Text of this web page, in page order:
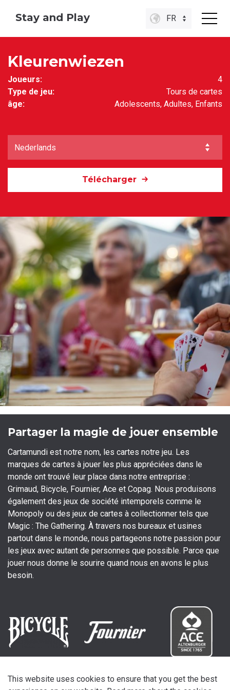
Stay and Play FR
Kleurenwiezen
Joueurs:
4
Type de jeu:
Tours de cartes
âge:
Adolescents, Adultes, Enfants
Télécharger
Partager la magie de jouer ensemble
Cartamundi est notre nom, les cartes notre jeu. Les
marques de cartes à jouer les plus appréciées dans le
monde ont trouvé leur place dans notre entreprise :
Grimaud, Bicycle, Fournier, Ace et Copag. Nous produisons
également des jeux de société intemporels comme le
Monopoly ou des jeux de cartes à collectionner tels que
Magic : The Gathering. À travers nos bureaux et usines
partout dans le monde, nous partageons notre passion pour
les jeux avec autant de personnes que possible. Parce que
jouer nous donne le sourire quand nous en avons le plus
besoin.
This website uses cookies to ensure that you get the best